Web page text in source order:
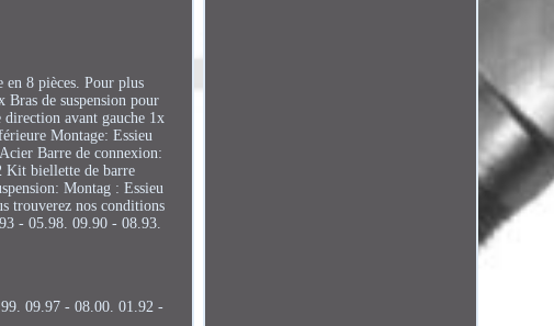
8 pièces. Pour plus
Bras de suspension pour
direction avant gauche 1x
Montage: Essieu
Barre de connexion:
Kit biellette de barre
Montag : Essieu
nos conditions
- 05.98. 09.90 - 08.93.
09.97 - 08.00. 01.92 -